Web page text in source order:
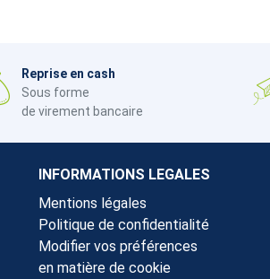
Reprise en cash
Sous forme
de virement bancaire
INFORMATIONS LEGALES
Mentions légales
Politique de confidentialité
Modifier vos préférences
en matière de cookie